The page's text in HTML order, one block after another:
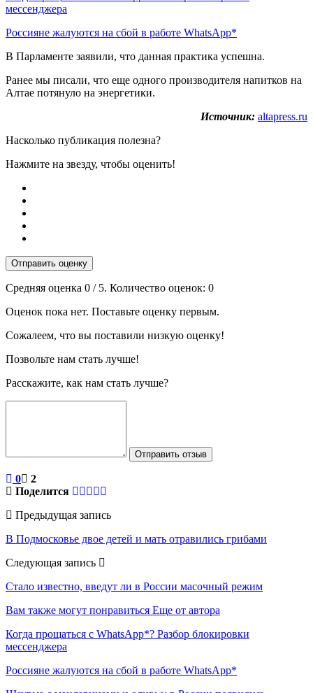
мессенджера
Россияне жалуются на сбой в работе WhatsApp*
В Парламенте заявили, что данная практика успешна.
Ранее мы писали, что еще одного производителя напитков на
Алтае потянуло на энергетики.
Источник: altapress.ru
Насколько публикация полезна?
Нажмите на звезду, чтобы оценить!
Отправить оценку
Средняя оценка 0 / 5. Количество оценок: 0
Оценок пока нет. Поставьте оценку первым.
Сожалеем, что вы поставили низкую оценку!
Позвольте нам стать лучше!
Расскажите, как нам стать лучше?
Отправить отзыв
0
2
Поделится
Предыдущая запись
В Подмосковье двое детей и мать отравились грибами
Следующая запись
Стало известно, введут ли в России масочный режим
Вам также могут понравиться Еще от автора
Когда прощаться с WhatsApp*? Разбор блокировки
мессенджера
Россияне жалуются на сбой в работе WhatsApp*